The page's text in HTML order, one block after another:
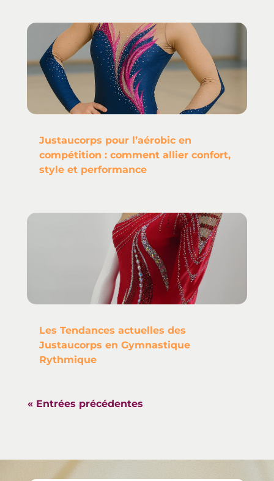
Justaucorps pour l’aérobic en
compétition : comment allier confort,
style et performance
Les Tendances actuelles des
Justaucorps en Gymnastique
Rythmique
« Entrées précédentes